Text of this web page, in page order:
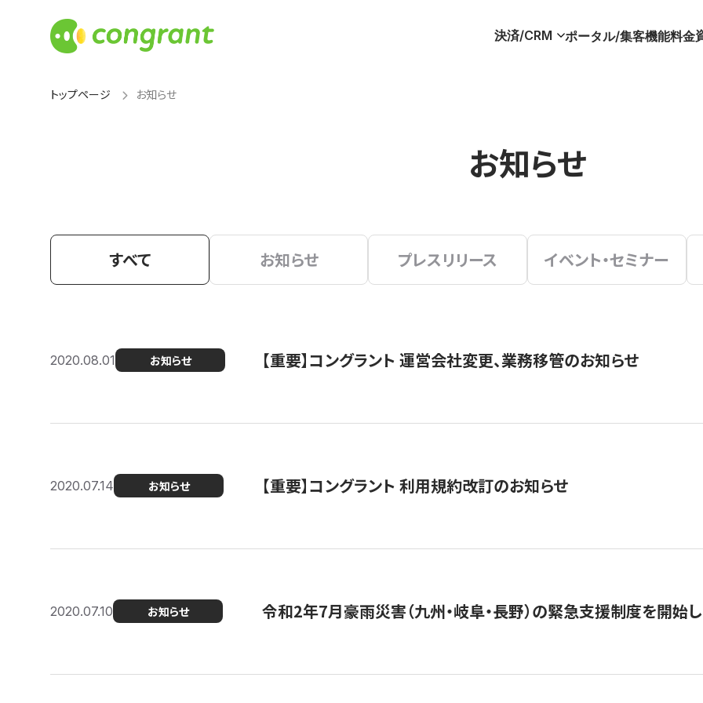
決済/CRM ポータル/集客機能料金
トップページ お知らせ
お知らせ
すべて お知らせ プレスリリース イベント・セミナー
2020.08.01 お知らせ 【重要】コングラント 運営会社変更、業務移管のお知らせ
2020.07.14 お知らせ 【重要】コングラント 利用規約改訂のお知らせ
2020.07.10 お知らせ 令和2年7月豪雨災害（九州・岐阜・長野）の緊急支援制度を開始